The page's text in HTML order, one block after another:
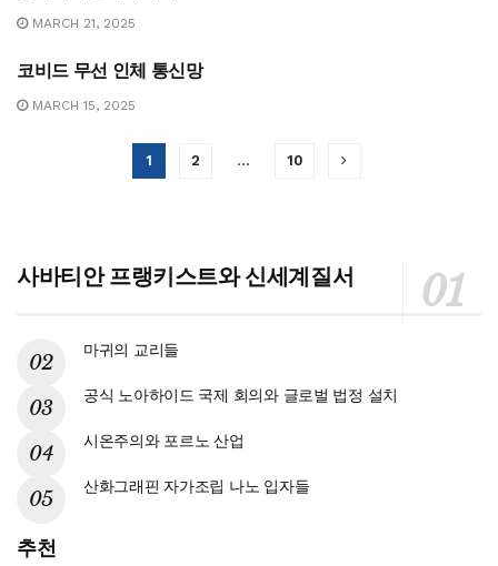
MARCH 21, 2025
기술
코비드 무선 인체 통신망
MARCH 15, 2025
1 2 … 10
사바티안 프랭키스트와 신세계질서
마귀의 교리들
공식 노아하이드 국제 회의와 글로벌 법정 설치
시온주의와 포르노 산업
산화그래핀 자가조립 나노 입자들
추천